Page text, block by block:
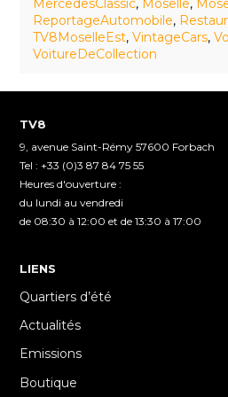
MercedesClassic, Moselle,
ReportageAutomobile,
TV8MoselleEst,VintageCars,
VoitureDeCollection
TV8
9, avenue Saint-Rémy 57600 Forbach
Tel : +33 (0)3 87 84 75 55
Heures d'ouverture :
du lundi au vendredi
de 08:30 à 12:00 et de 13:30 à 17:00
LIENS
Quartiers d’été
Actualités
Emissions
Boutique